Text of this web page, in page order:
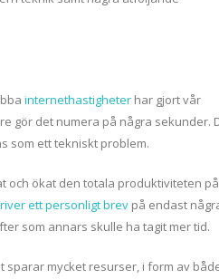
internethastigheter har gjort vår
gör det numera på några sekunder.
som ett tekniskt problem.
och ökat den totala produktiviteten på
ett personligt brev på endast
som annars skulle ha tagit mer tid.
sparar mycket resurser, i form av